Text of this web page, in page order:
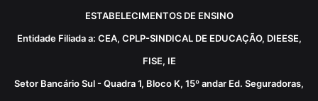
ESTABELECIMENTOS DE ENSINO
Entidade Filiada a: CEA, CPLP-SINDICAL DE EDUCAÇÃO, DIEESE,
FISE, IE
Setor Bancário Sul - Quadra 1, Bloco K, 15º andar Ed. Seguradoras,